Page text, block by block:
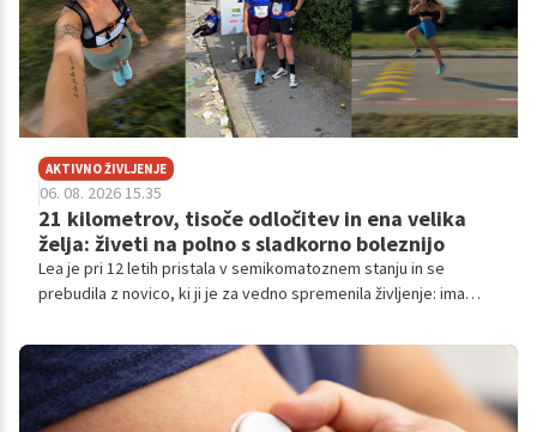
AKTIVNO ŽIVLJENJE
06. 08. 2026 15.35
21 kilometrov, tisoče odločitev in ena velika
želja: živeti na polno s sladkorno boleznijo
Lea je pri 12 letih pristala v semikomatoznem stanju in se
prebudila z novico, ki ji je za vedno spremenila življenje: ima
bolezni kot o omejitvi, ampak kot o sopotniku, ki zahteva
ogromno načrtovanja, prilagajanja in potrpežljivosti. Vsak dan
trenira, teče, pleše in premika meje, a za vsakim kilometrom
stoji zgodba, ki je večina ljudi ne vidi. Z njo smo govorili o